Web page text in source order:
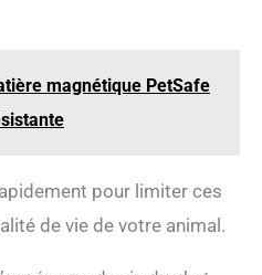
magnétique PetSafe
pour limiter ces
de vie de votre animal.